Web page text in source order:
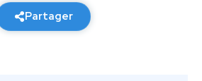
Partager